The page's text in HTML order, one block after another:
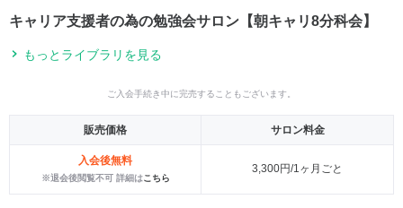
キャリア支援者の為の勉強会サロン【朝キャリ8分科会】
もっとライブラリを見る
ご入会手続き中に完売することもございます。
販売価格 サロン料金
入会後無料
※退会後閲覧不可 詳細はこちら
3,300円/1ヶ月ごと